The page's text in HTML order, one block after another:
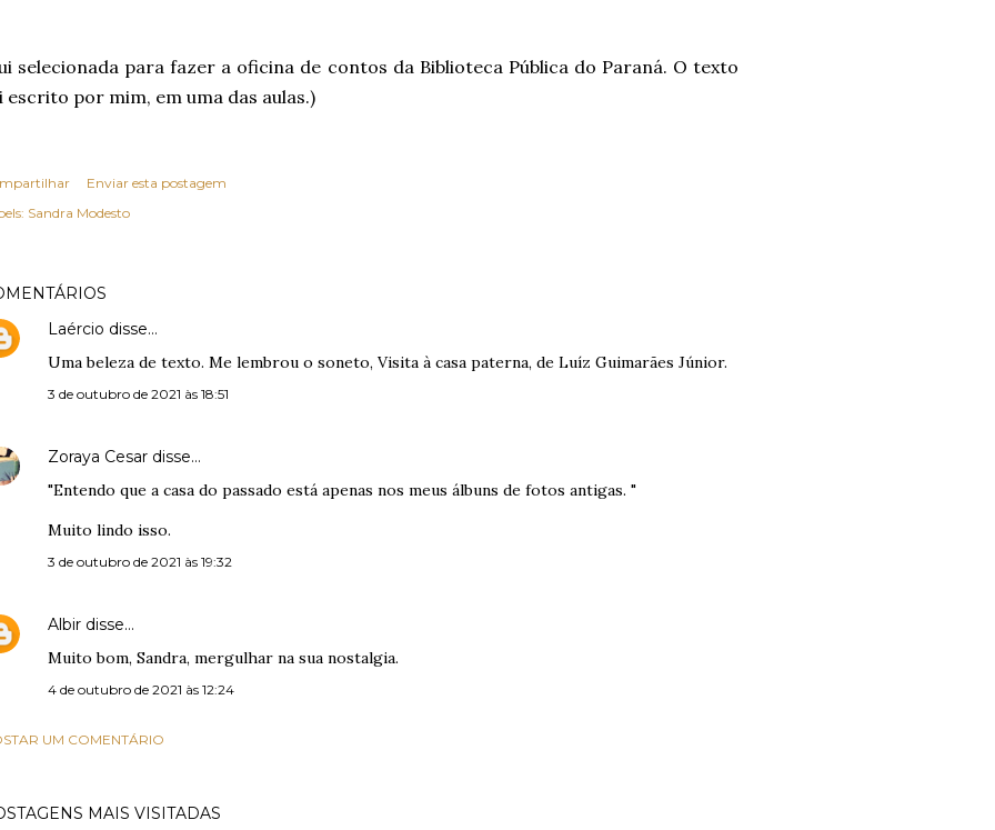
selecionada para fazer a oficina de contos da Biblioteca Pública do Paraná. O texto
escrito por mim, em uma das aulas.)
Enviar esta postagem
Sandra Modesto
Laércio disse…
Uma beleza de texto. Me lembrou o soneto, Visita à casa paterna, de Luíz Guimarães Júnior.
3 de outubro de 2021 às 18:51
Zoraya Cesar disse…
"Entendo que a casa do passado está apenas nos meus álbuns de fotos antigas. "
Muito lindo isso.
3 de outubro de 2021 às 19:32
Albir disse…
Muito bom, Sandra, mergulhar na sua nostalgia.
4 de outubro de 2021 às 12:24
UM COMENTÁRIO
MAIS VISITADAS